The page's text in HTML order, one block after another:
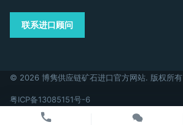
联系进口顾问
© 2026 博隽供应链矿石进口官方网站. 版权所有
粤ICP备13085151号-6